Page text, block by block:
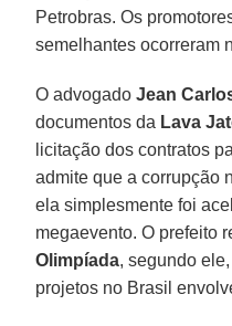
Petrobras. Os
semelhantes ocorreram
O advogadoJean
documentos da Lava
licitação dos contratos
admite que a corrupção
ela simplesmente foi
megaevento. O prefeito
Olimpíada, segundo
projetos no Brasil